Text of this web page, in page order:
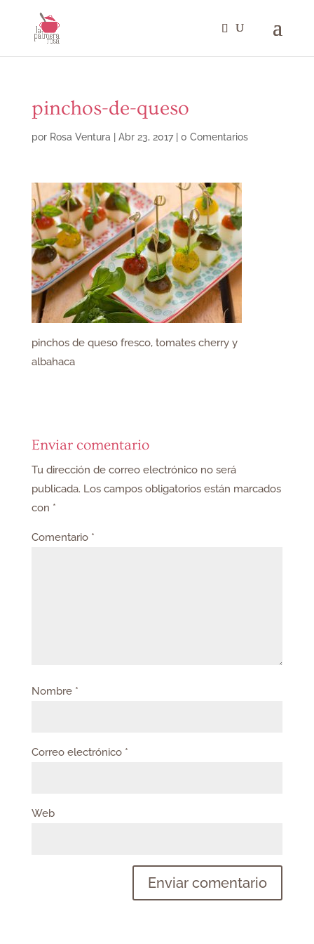
pinchos-de-queso
por Rosa Ventura Abr 23, 2017| 0 Comentarios
pinchos de queso fresco, tomates cherry y
albahaca
Enviar comentario
Tu dirección de correo electrónico no será
publicada. Los campos obligatorios están marcados
con *
Comentario *
Nombre *
Correo electrónico *
Web